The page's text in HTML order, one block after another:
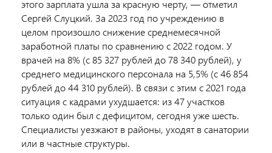
этого зарплата ушла за красную черту, — отметил
Сергей Слуцкий. За 2023 год по учреждению в
целом произошло снижение среднемесячной
заработной платы по сравнению с 2022 годом. У
врачей на 8% (с 85 327 рублей до 78 340 рублей), у
среднего медицинского персонала на 5,5% (с 46 854
рублей до 44 310 рублей). В связи с этим с 2021 года
ситуация с кадрами ухудшается: из 47 участков
только один был с дефицитом, сегодня уже шесть.
Специалисты уезжают в районы, уходят в санатории
или в частные структуры.